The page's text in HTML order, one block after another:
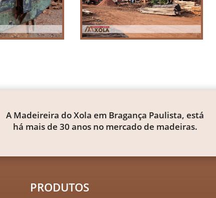
A Madeireira do Xola em Bragança Paulista, está
há mais de 30 anos no mercado de madeiras.
PRODUTOS